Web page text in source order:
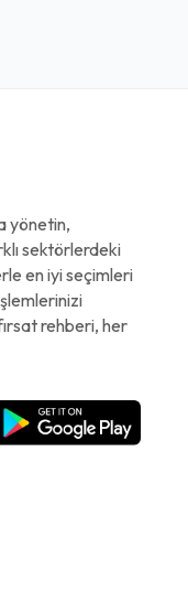
yönetin,
sektörlerdeki
en iyi seçimleri
rehberi, her